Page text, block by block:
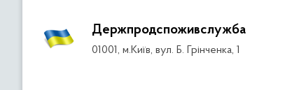
Держпродспоживслужба
01001, м.Київ, вул. Б. Грінченка, 1